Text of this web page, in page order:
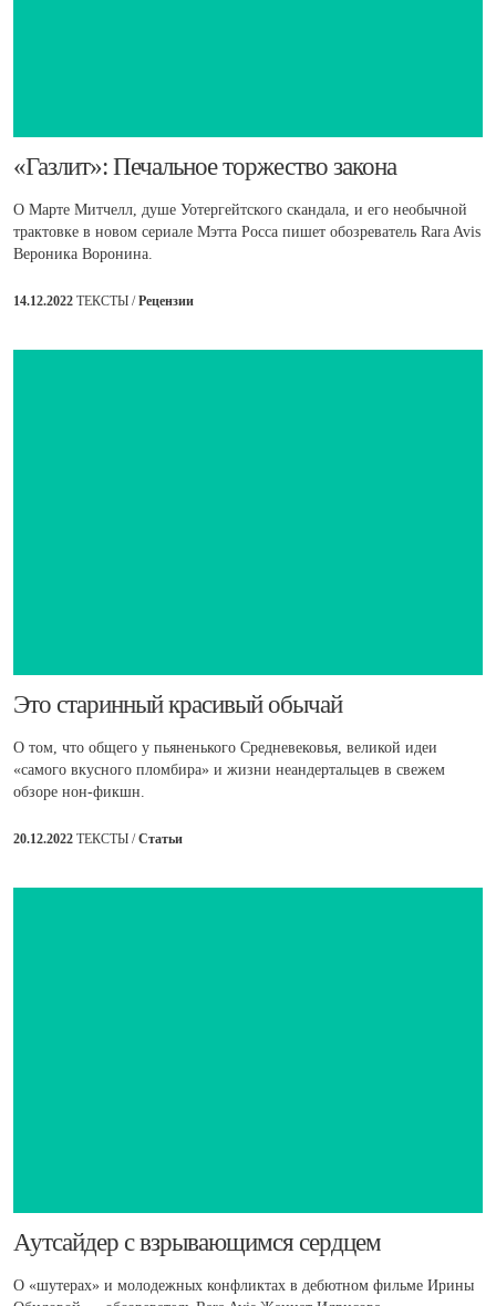
​«Газлит»: Печальное торжество закона
О Марте Митчелл, душе Уотергейтского скандала, и его необычной
трактовке в новом сериале Мэтта Росса пишет обозреватель Rara Avis
Вероника Воронина.
14.12.2022 ТЕКСТЫ /Рецензии
Это старинный красивый обычай
О том, что общего у пьяненького Средневековья, великой идеи
«самого вкусного пломбира» и жизни неандертальцев в свежем
обзоре нон-фикшн.
20.12.2022 ТЕКСТЫ /Статьи
Аутсайдер с взрывающимся сердцем
О «шутерах» и молодежных конфликтах в дебютном фильме Ирины